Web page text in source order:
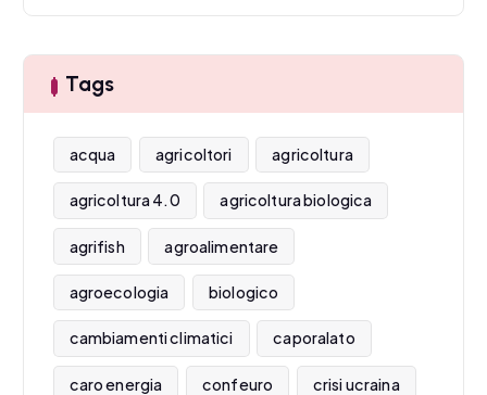
Tags
acqua agricoltori agricoltura
agricoltura 4.0 agricoltura biologica
agrifish agroalimentare
agroecologia biologico
cambiamenti climatici caporalato
caro energia confeuro crisi ucraina